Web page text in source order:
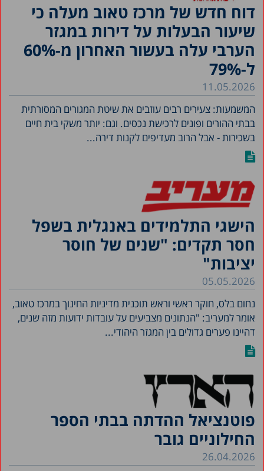
דוח חדש של מרכז טאוב מעלה כי
שיעור הבעלות על דירות במגזר
הערבי עלה בעשור האחרון מ-60%
ל-79%
11.05.2026
המשמעות: צעירים רבים עוזבים את שיטת המגורים המסורתית
בבתי ההורים ופונים לרכישת נכסים. וגם: יותר משקי בית חיים
בשכירות - אבל הרוב מעדיפים לקנות דירה...
הישגי התלמידים באנגלית בשפל
חסר תקדים: "שנים של חוסר
יציבות"
05.05.2026
נחום בלס, חוקר ראשי וראש תוכנית מדיניות החינוך במרכז טאוב,
אומר למעריב: "הנתונים מצביעים על עובדות ידועות מזה שנים,
דהיינו פערים גדולים בין המגזר היהודי...
פוטנציאל ההדתה בבתי הספר
החילוניים גובר
26.04.2026